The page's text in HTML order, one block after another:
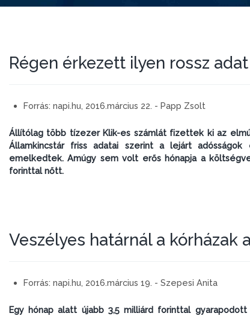
Régen érkezett ilyen rossz
Forrás: napi.hu, 2016.március 22. - Papp Zsolt
Állítólag több tízezer Klik-es számlát fizettek ki az
Államkincstár friss adatai szerint a lejárt
emelkedtek. Amúgy sem volt erős hónapja a
forinttal nőtt.
Veszélyes határnál a kórházak
Forrás: napi.hu, 2016.március 19. - Szepesi Anita
Egy hónap alatt újabb 3,5 milliárd forinttal